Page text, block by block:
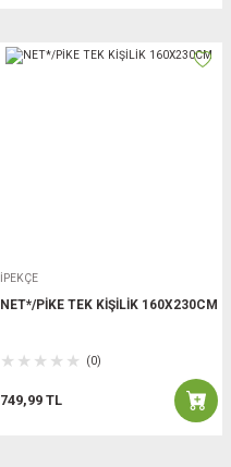
İPEKÇE
NET*/PİKE TEK KİŞİLİK 160X230CM
(0)
749,99 TL